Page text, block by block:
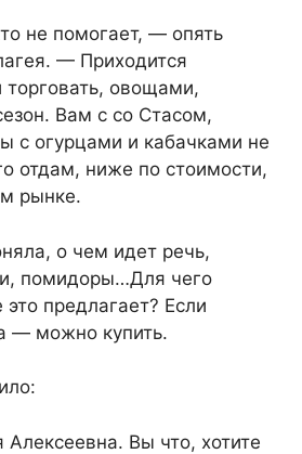
не помогает, — опять
— Приходится
торговать, овощами,
Вам с со Стасом,
с огурцами и кабачками не
отдам, ниже по стоимости,
рынке.
о чем идет речь,
помидоры…Для чего
предлагает? Если
— можно купить.
Вы что, хотите